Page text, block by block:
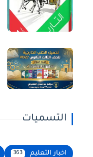
التسميات
اخبار التعليم 363